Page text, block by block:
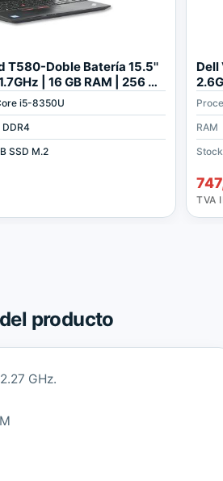
10510U
M.2
i7 1165G7
SSD M.2
T580-Doble Batería 15.5''
| 16 GB RAM | 256 GB
i5-8350U
DDR4
SSD M.2
Dell
RAM
TVA
producto
GHz.